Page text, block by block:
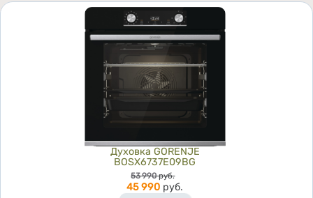
Духовка GORENJE
BOSX6737E09BG
Цена
53 990 руб.
45 990 руб.